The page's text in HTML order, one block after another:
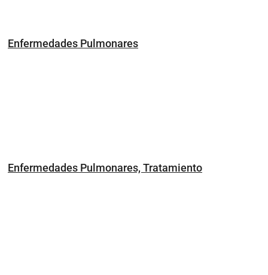
Enfermedades Pulmonares
Enfermedades Pulmonares, Tratamiento